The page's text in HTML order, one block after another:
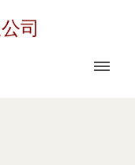
司